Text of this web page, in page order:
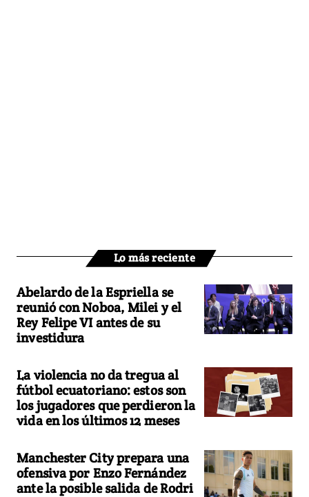
Lo más reciente
Abelardo de la Espriella se
reunió con Noboa, Milei y el
Rey Felipe VI antes de su
investidura
La violencia no da tregua al
fútbol ecuatoriano: estos son
los jugadores que perdieron la
vida en los últimos 12 meses
Manchester City prepara una
ofensiva por Enzo Fernández
ante la posible salida de Rodri